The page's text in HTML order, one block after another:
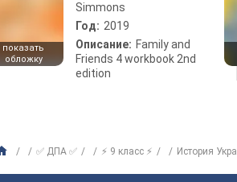
показать
обложку
Simmons
Год: 2019
Описание: Family and
Friends 4 workbook 2nd
edition
✅ ДПА ✅ ⚡ 9 класс ⚡ История